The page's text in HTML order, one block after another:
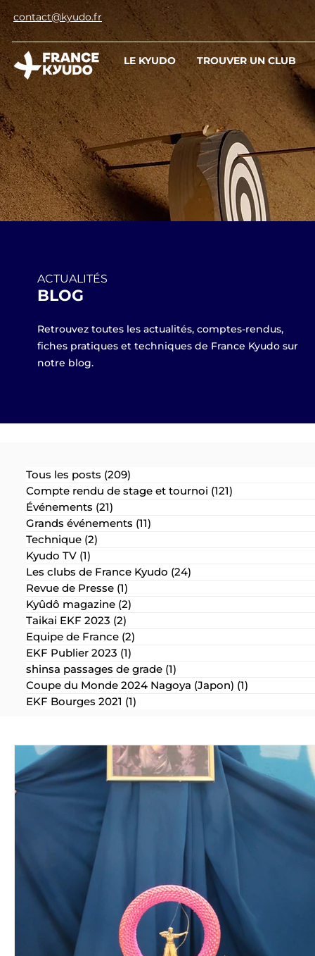
contact@kyudo.fr
LE KYUDO TROUVER UN CLUB
ACTUALITÉS
BLOG
Retrouvez toutes les actualités, comptes-rendus,
fiches pratiques et techniques de France Kyudo sur
notre blog.
Tous les posts (209)
Compte rendu de stage et tournoi (121)
Événements (21)
Grands événements (11)
Technique (2)
Kyudo TV (1)
Les clubs de France Kyudo (24)
Revue de Presse (1)
Kyûdô magazine (2)
Taikai EKF 2023 (2)
Equipe de France (2)
EKF Publier 2023 (1)
shinsa passages de grade (1)
Coupe du Monde 2024 Nagoya (Japon) (1)
EKF Bourges 2021 (1)